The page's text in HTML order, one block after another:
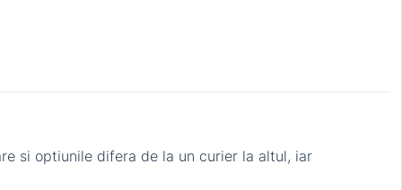
si optiunile difera de la un curier la altul, iar